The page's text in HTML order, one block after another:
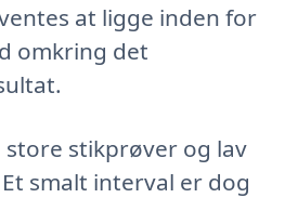
at ligge inden for
omkring det
store stikprøver og lav
smalt interval er dog